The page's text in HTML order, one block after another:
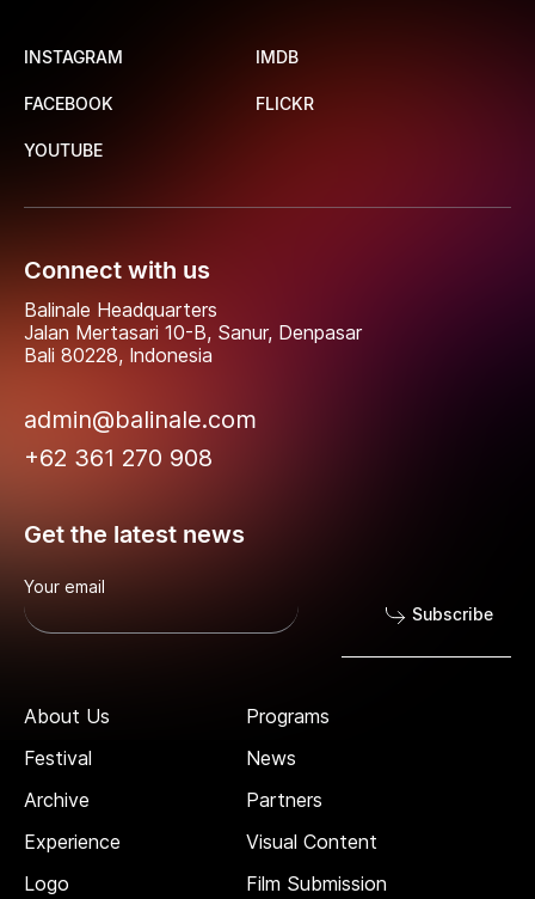
INSTAGRAM
FACEBOOK
YOUTUBE
IMDB
FLICKR
Connect with us
Balinale Headquarters
Jalan Mertasari 10-B, Sanur, Denpasar
Bali 80228, Indonesia
admin@balinale.com
+62 361 270 908
About Us
Festival
Archive
Experience
Logo
Programs
News
Partners
Visual Content
Film Submission
Get the latest news
Your email
Subscribe